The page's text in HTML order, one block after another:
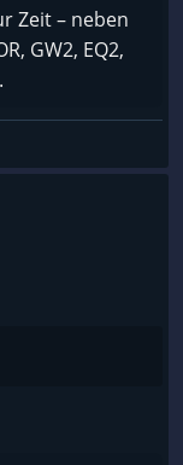
benötigt,
viele , viele
eine
= 10
Win)
Tag ( ich
Schlüsseln)
ZEIT einen
Kisten die
ausser
Zeit – neben
GW2, EQ2,